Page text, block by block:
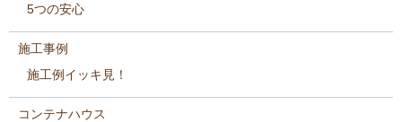
5つの安心
施工事例
施工例イッキ見！
コンテナハウス